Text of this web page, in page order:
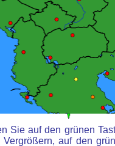
Sie auf den grünen
auf den